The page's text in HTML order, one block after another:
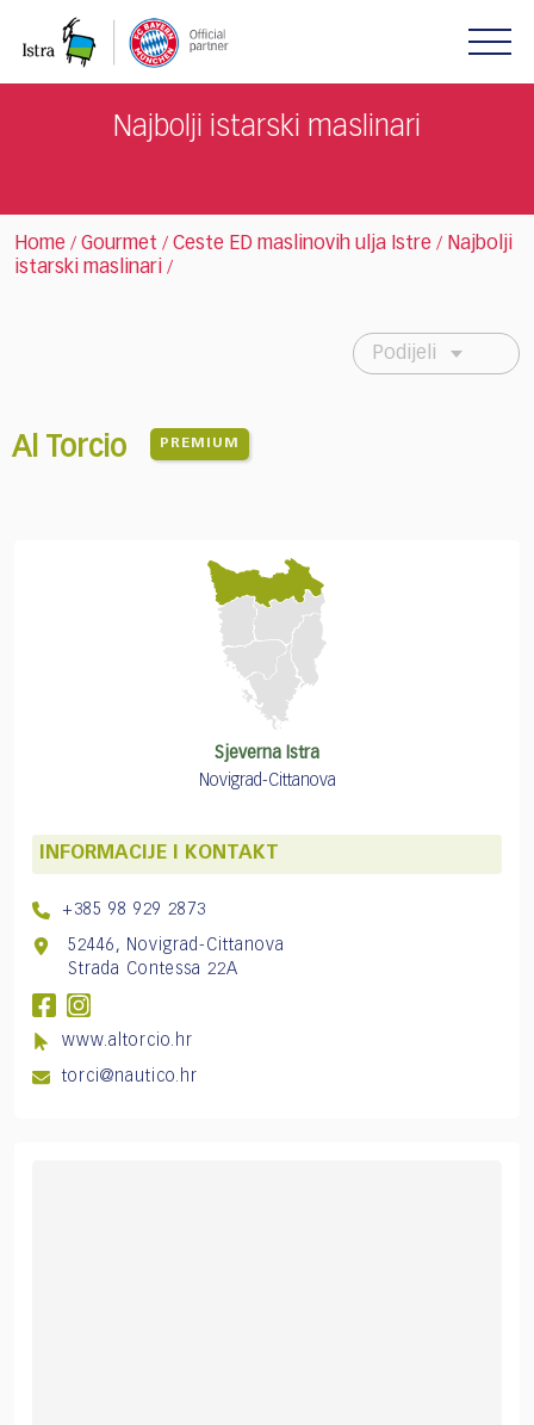
note:
Najbolji istarski maslinari
Home / Gourmet / Ceste ED maslinovih ulja Istre / Najbolji
istarski maslinari /
Podijeli
Al Torcio PREMIUM
Sjeverna Istra
Novigrad-Cittanova
INFORMACIJE I KONTAKT
+385 98 929 2873
52446, Novigrad-Cittanova
Strada Contessa 22A
www.altorcio.hr
torci@nautico.hr